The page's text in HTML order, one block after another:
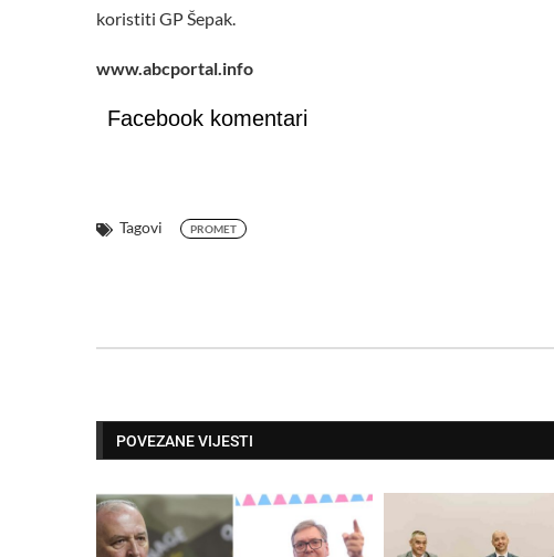
koristiti GP Šepak.
www.abcportal.info
Facebook komentari
Tagovi PROMET
POVEZANE VIJESTI